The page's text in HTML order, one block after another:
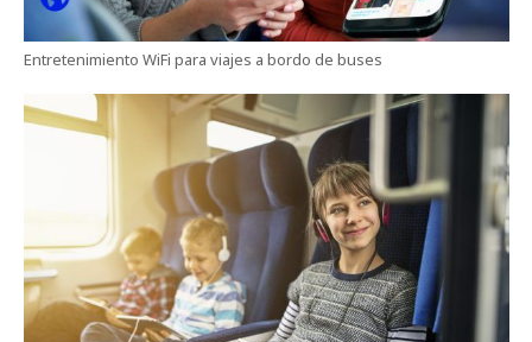
Entretenimiento WiFi para viajes a bordo de buses